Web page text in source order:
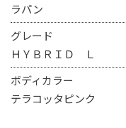
ラパン
グレード
ＨＹＢＲＩＤ Ｌ
ボディカラー
テラコッタピンク